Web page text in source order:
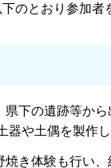
のとおり参加者
下の遺跡等から
器や土偶を製作し
き体験も行い